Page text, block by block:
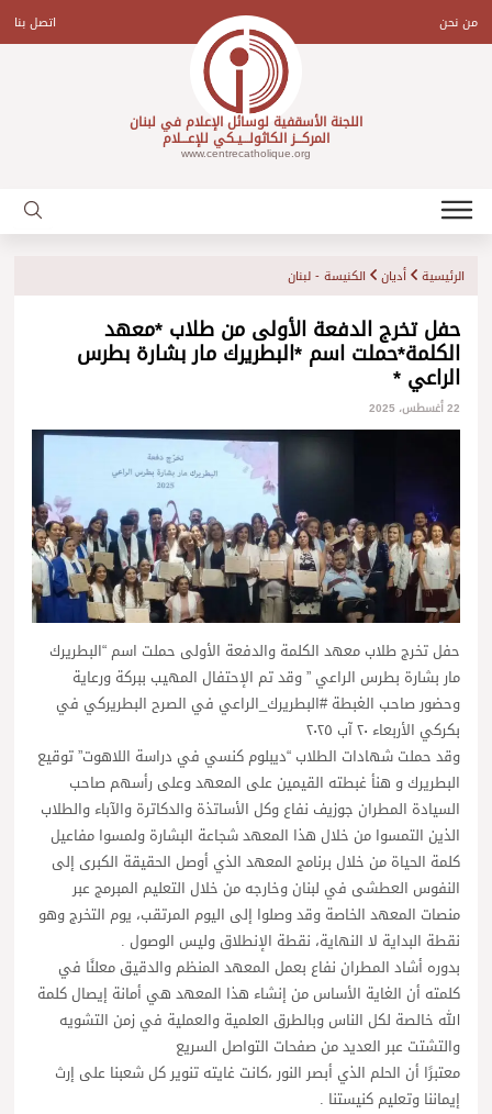
contentمن نحن اتصل بنا
اللجنة الأسقفية لوسائل الإعلام في لبنان
المركـــز الكاثولـــيـكي للإعـــلام
www.centrecatholique.org
الرئيسية أديان الكنيسة - لبنان
حفل تخرج الدفعة الأولى من طلاب *معهد
الكلمة*حملت اسم *البطريرك مار بشارة بطرس
الراعي *
22 أغسطس، 2025
حفل تخرج طلاب معهد الكلمة والدفعة الأولى حملت اسم “البطريرك
مار بشارة بطرس الراعي ” وقد تم الإحتفال المهيب ببركة ورعاية
وحضور صاحب الغبطة #البطريرك_الراعي في الصرح البطريركي في
بكركي الأربعاء ٢٠ آب ٢٠٢٥
وقد حملت شهادات الطلاب “ديبلوم كنسي في دراسة اللاهوت” توقيع
البطريرك و هنأ غبطته القيمين على المعهد وعلى رأسهم صاحب
السيادة المطران جوزيف نفاع وكل الأساتذة والدكاترة والآباء والطلاب
الذين التمسوا من خلال هذا المعهد شجاعة البشارة ولمسوا مفاعيل
كلمة الحياة من خلال برنامج المعهد الذي أوصل الحقيقة الكبرى إلى
النفوس العطشى في لبنان وخارجه من خلال التعليم المبرمج عبر
منصات المعهد الخاصة وقد وصلوا إلى اليوم المرتقب، يوم التخرج وهو
نقطة البداية لا النهاية، نقطة الإنطلاق وليس الوصول .
بدوره أشاد المطران نفاع بعمل المعهد المنظم والدقيق معلنًا في
كلمته أن الغاية الأساس من إنشاء هذا المعهد هي أمانة إيصال كلمة
الله خالصة لكل الناس وبالطرق العلمية والعملية في زمن التشويه
والتشتت عبر العديد من صفحات التواصل السريع
معتبرًا أن الحلم الذي أبصر النور ،كانت غايته تنوير كل شعبنا على إرث
إيماننا وتعليم كنيستنا .